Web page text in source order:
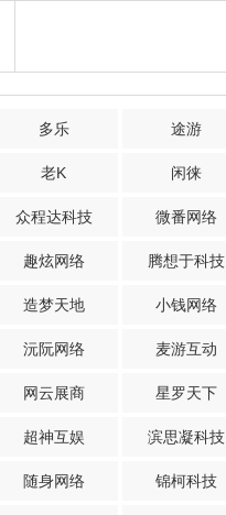
多乐 途游
老K 闲徕
众程达科技 微番网络
趣炫网络 腾想于科技
造梦天地 小钱网络
沅阮网络 麦游互动
网云展商 星罗天下
超神互娱 滨思凝科技
随身网络 锦柯科技